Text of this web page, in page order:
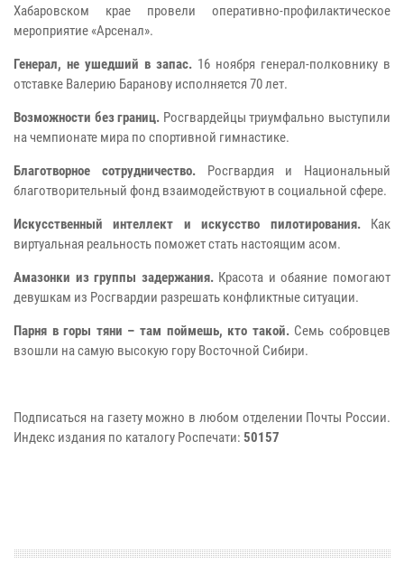
Хабаровском крае провели оперативно-профилактическое
мероприятие «Арсенал».
Генерал, не ушедший в запас. 16 ноября генерал-полковнику в
отставке Валерию Баранову исполняется 70 лет.
Возможности без границ. Росгвардейцы триумфально выступили
на чемпионате мира по спортивной гимнастике.
Благотворное сотрудничество.Росгвардия и Национальный
благотворительный фонд взаимодействуют в социальной сфере.
Искусственный интеллект и искусство пилотирования.Как
виртуальная реальность поможет стать настоящим асом.
Амазонки из группы задержания.Красота и обаяние помогают
девушкам из Росгвардии разрешать конфликтные ситуации.
Парня в горы тяни – там поймешь, кто такой.Семь собровцев
взошли на самую высокую гору Восточной Сибири.
Подписаться на газету можно в любом отделении Почты России.
Индекс издания по каталогу Роспечати: 50157